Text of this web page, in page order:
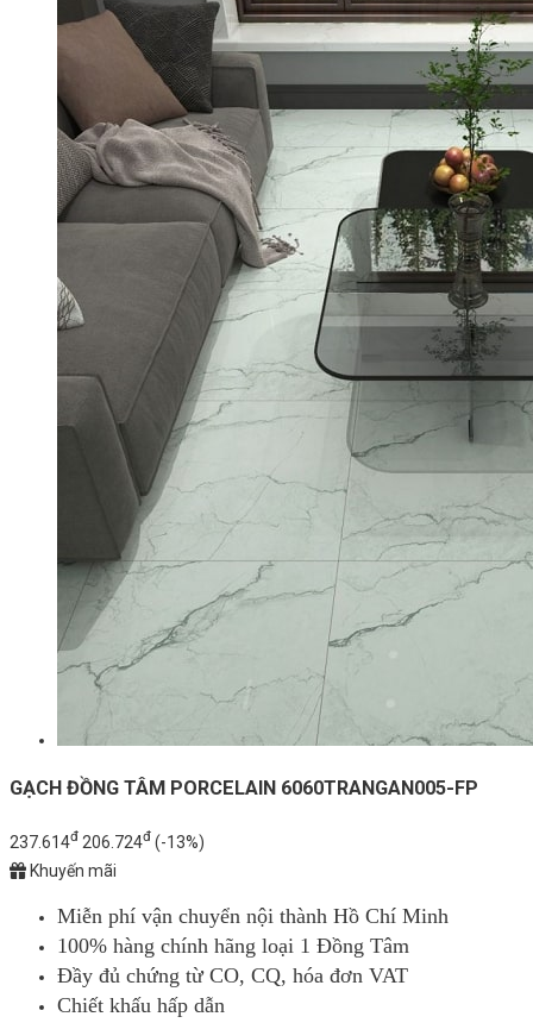
GẠCH ĐỒNG TÂM PORCELAIN 6060TRANGAN005-FP
237.614đ 206.724đ (-13%)
Khuyến mãi
Miễn phí vận chuyển nội thành Hồ Chí Minh
100% hàng chính hãng loại 1 Đồng Tâm
Đầy đủ chứng từ CO, CQ, hóa đơn VAT
Chiết khấu hấp dẫn